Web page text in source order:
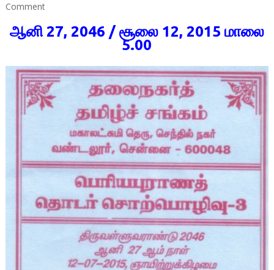
Comment
ஆனி 27, 2046 / சூலை 12, 2015 மாலை
5.00